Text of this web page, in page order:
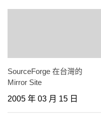
SourceForge 在台灣的
Mirror Site
2005 年 03 月 15 日